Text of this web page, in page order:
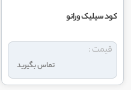
کود سیلیک ورانو
تماس بگیرید
قیمت :